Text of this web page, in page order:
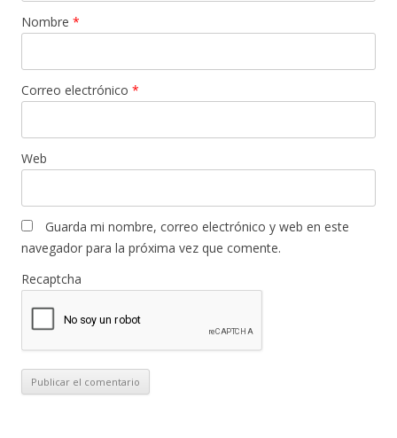
Nombre *
Correo electrónico *
Web
Guarda mi nombre, correo electrónico y web en este
navegador para la próxima vez que comente.
Recaptcha